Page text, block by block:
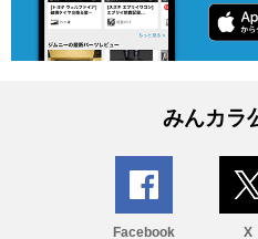
みんカラ
Facebook X